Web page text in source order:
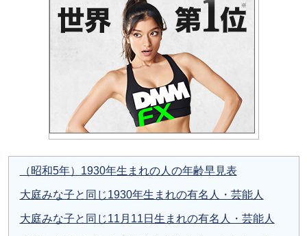
（昭和5年）1930年生まれの人の年齢早見表
大庭みな子と同じ1930年生まれの有名人・芸能人
大庭みな子と同じ11月11日生まれの有名人・芸能人